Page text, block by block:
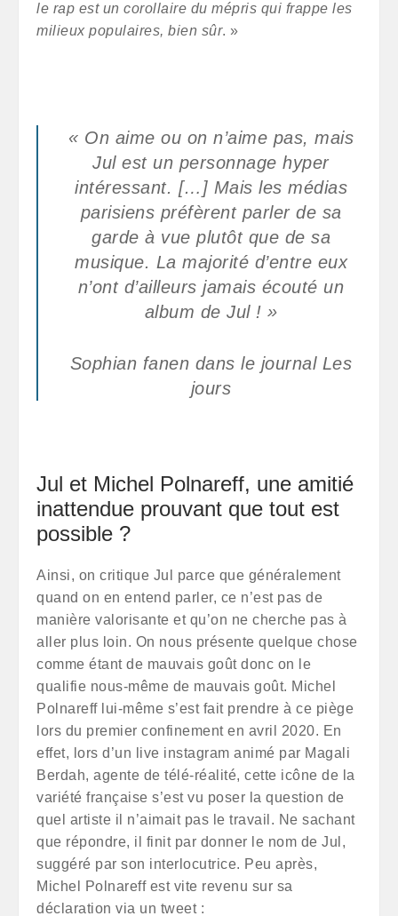
le rap est un corollaire du mépris qui frappe les
milieux populaires, bien sûr. »
« On aime ou on n’aime pas, mais
Jul est un personnage hyper
intéressant. […] Mais les médias
parisiens préfèrent parler de sa
garde à vue plutôt que de sa
musique. La majorité d’entre eux
n’ont d’ailleurs jamais écouté un
album de Jul ! »
Sophian fanen dans le journal Les
jours
Jul et Michel Polnareff, une amitié
inattendue prouvant que tout est
possible ?
Ainsi, on critique Jul parce que généralement
quand on en entend parler, ce n’est pas de
manière valorisante et qu’on ne cherche pas à
aller plus loin. On nous présente quelque chose
comme étant de mauvais goût donc on le
qualifie nous-même de mauvais goût. Michel
Polnareff lui-même s’est fait prendre à ce piège
lors du premier confinement en avril 2020. En
effet, lors d’un live instagram animé par Magali
Berdah, agente de télé-réalité, cette icône de la
variété française s’est vu poser la question de
quel artiste il n’aimait pas le travail. Ne sachant
que répondre, il finit par donner le nom de Jul,
suggéré par son interlocutrice. Peu après,
Michel Polnareff est vite revenu sur sa
déclaration via un tweet :